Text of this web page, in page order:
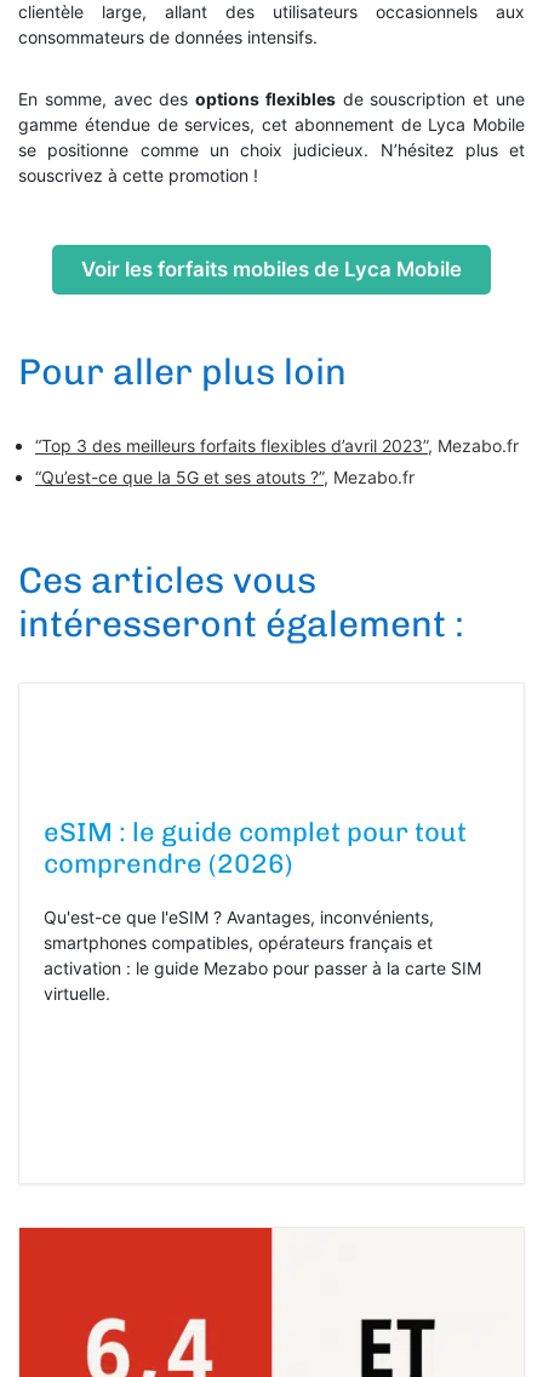
clientèle large, allant des utilisateurs occasionnels aux
consommateurs de données intensifs.
En somme, avec desoptions flexiblesde souscription et une
gamme étendue de services, cet abonnement de Lyca Mobile
se positionne comme un choix judicieux. N’hésitez plus et
souscrivez à cette promotion !
Voir les forfaits mobiles de Lyca Mobile
Pour aller plus loin
“Top 3 des meilleurs forfaits flexibles d’avril 2023”, Mezabo.fr
“Qu’est-ce que la 5G et ses atouts ?”, Mezabo.fr
Ces articles vous
intéresseront également :
eSIM : le guide complet pour tout
comprendre (2026)
Qu'est-ce que l'eSIM ? Avantages, inconvénients,
smartphones compatibles, opérateurs français et
activation : le guide Mezabo pour passer à la carte SIM
virtuelle.